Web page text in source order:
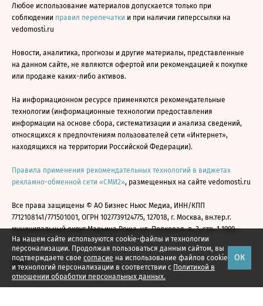
На нашем сайте используются cookie-файлы и технологии
персонализации. Продолжая пользоваться данным сайтом, вы
подтверждаете свое согласие на использование файлов cookie
и технологий персонализации в соответствии с Политикой в
отношении обработки персональных данных.
ОК
Любое использование материалов допускается только при
соблюдении правил перепечатки и при наличии гиперссылки на
vedomosti.ru
Новости, аналитика, прогнозы и другие материалы, представленные
на данном сайте, не являются офертой или рекомендацией к покупке
или продаже каких-либо активов.
На информационном ресурсе применяются рекомендательные
технологии (информационные технологии предоставления
информации на основе сбора, систематизации и анализа сведений,
относящихся к предпочтениям пользователей сети «Интернет»,
находящихся на территории Российской Федерации).
Правила применения рекомендательных технологий в виджетах
рекламно-обменной сети «СМИ2», размещенных на сайте vedomosti.ru
Все права защищены © АО Бизнес Ньюс Медиа, ИНН/КПП
7712108141/771501001, ОГРН 1027739124775, 127018, г. Москва, вн.тер.г.
муниципальный округ Марьина Роща, ул. Полковая, д. 3, стр. 1 1999—
2026